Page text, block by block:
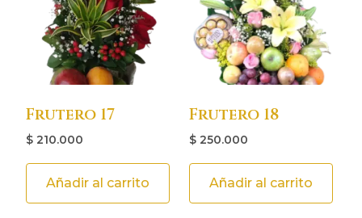
Frutero 17
$ 210.000
Añadir al carrito
Frutero 18
$ 250.000
Añadir al carrito